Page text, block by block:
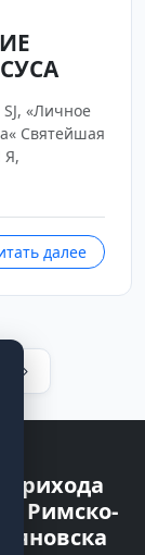
«Личное
Святейшая
Я,
далее
прихода
Римско-